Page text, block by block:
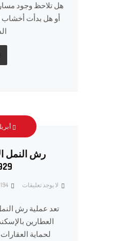
هل تلاحظ وجود
أو هل بدأت أخشاب
أبريل 30,
رش النمل
لا يوجد تعليقات
تعد عملية رش
العطارين
لحماية